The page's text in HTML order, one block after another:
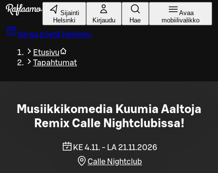
Siirry pääsisältöön
Sijainti
Helsinki
Kirjaudu Hae
Avaa
mobiilivalikko
Varaa pöytä Helsinki
Etusivu
Tapahtumat
Musiikkikomedia Kuumia Aaltoja
Remix Calle Nightclubissa!
KE 4.11. - LA 21.11.2026
Calle Nightclub